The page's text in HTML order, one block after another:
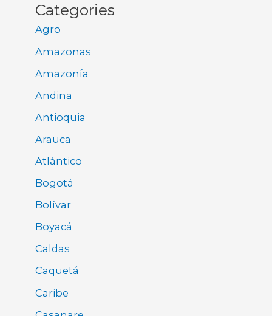
Categories
Agro
Amazonas
Amazonía
Andina
Antioquia
Arauca
Atlántico
Bogotá
Bolívar
Boyacá
Caldas
Caquetá
Caribe